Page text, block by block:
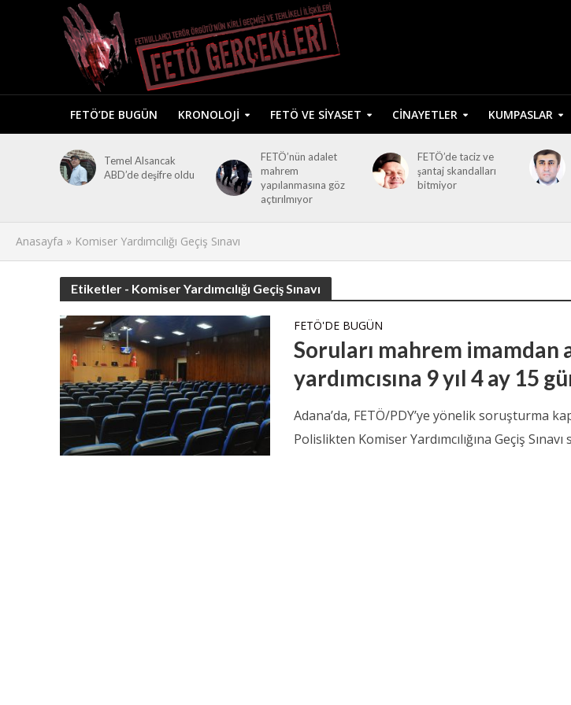
FETÖ’DE BUGÜN KRONOLOJI FETÖ VE SIYASET CINAYETLER KUMPASLAR
Temel Alsancak
ABD’de deşifre oldu
FETÖ’nün adalet
mahrem
yapılanmasına göz
açtırılmıyor
FETÖ’de taciz ve
şantaj skandalları
bitmiyor
Anasayfa » Komiser Yardımcılığı Geçiş Sınavı
Etiketler - Komiser Yardımcılığı Geçiş Sınavı
FETÖ'DE BUGÜN
Soruları mahrem imamdan
yardımcısına 9 yıl 4 ay 15
Adana’da, FETÖ/PDY’ye yönelik soruşturma
Polislikten Komiser Yardımcılığına Geçiş